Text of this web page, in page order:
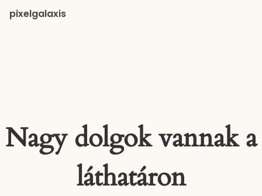
pixelgalaxis
Nagy dolgok vannak a
láthatáron